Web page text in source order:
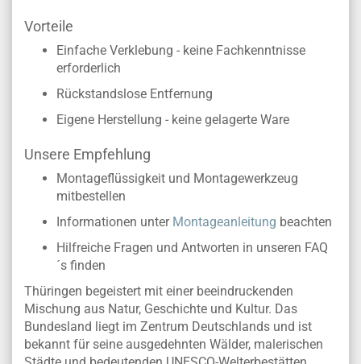
Vorteile
Einfache Verklebung - keine Fachkenntnisse
erforderlich
Rückstandslose Entfernung
Eigene Herstellung - keine gelagerte Ware
Unsere Empfehlung
Montageflüssigkeit und Montagewerkzeug
mitbestellen
Informationen unter Montageanleitung beachten
Hilfreiche Fragen und Antworten in unseren FAQ
´s finden
Thüringen begeistert mit einer beeindruckenden
Mischung aus Natur, Geschichte und Kultur. Das
Bundesland liegt im Zentrum Deutschlands und ist
bekannt für seine ausgedehnten Wälder, malerischen